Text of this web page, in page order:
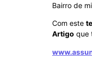
Bairro de
Com este
Artigo que